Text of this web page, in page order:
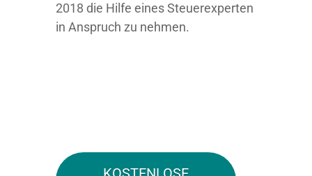
2018 die Hilfe eines Steuerexperten
in Anspruch zu nehmen.